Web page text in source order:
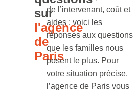
sur
l'agence
de
Paris
de l’intervenant, coût et
aides : voici les
réponses aux questions
que les familles nous
posent le plus. Pour
votre situation précise,
l’agence de Paris vous